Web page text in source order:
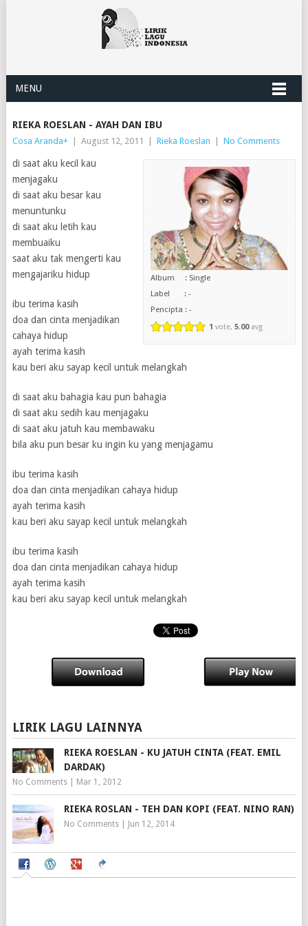
MENU
RIEKA ROESLAN - AYAH DAN IBU
Cosa Aranda+ August 12, 2011 Rieka Roeslan No Comments
Album : Single
Label : -
Pencipta : -
1 vote,5.00avg
di saat aku kecil kau
menjagaku
di saat aku besar kau
menuntunku
di saat aku letih kau
membuaiku
saat aku tak mengerti kau
mengajariku hidup
ibu terima kasih
doa dan cinta menjadikan
cahaya hidup
ayah terima kasih
kau beri aku sayap kecil untuk melangkah
di saat aku bahagia kau pun bahagia
di saat aku sedih kau menjagaku
di saat aku jatuh kau membawaku
bila aku pun besar ku ingin ku yang menjagamu
ibu terima kasih
doa dan cinta menjadikan cahaya hidup
ayah terima kasih
kau beri aku sayap kecil untuk melangkah
ibu terima kasih
doa dan cinta menjadikan cahaya hidup
ayah terima kasih
kau beri aku sayap kecil untuk melangkah
LIRIK LAGU LAINNYA
RIEKA ROESLAN - KU JATUH CINTA (FEAT. EMIL
DARDAK)
No Comments| Mar 1, 2012
RIEKA ROSLAN - TEH DAN KOPI (FEAT. NINO RAN)
No Comments| Jun 12, 2014